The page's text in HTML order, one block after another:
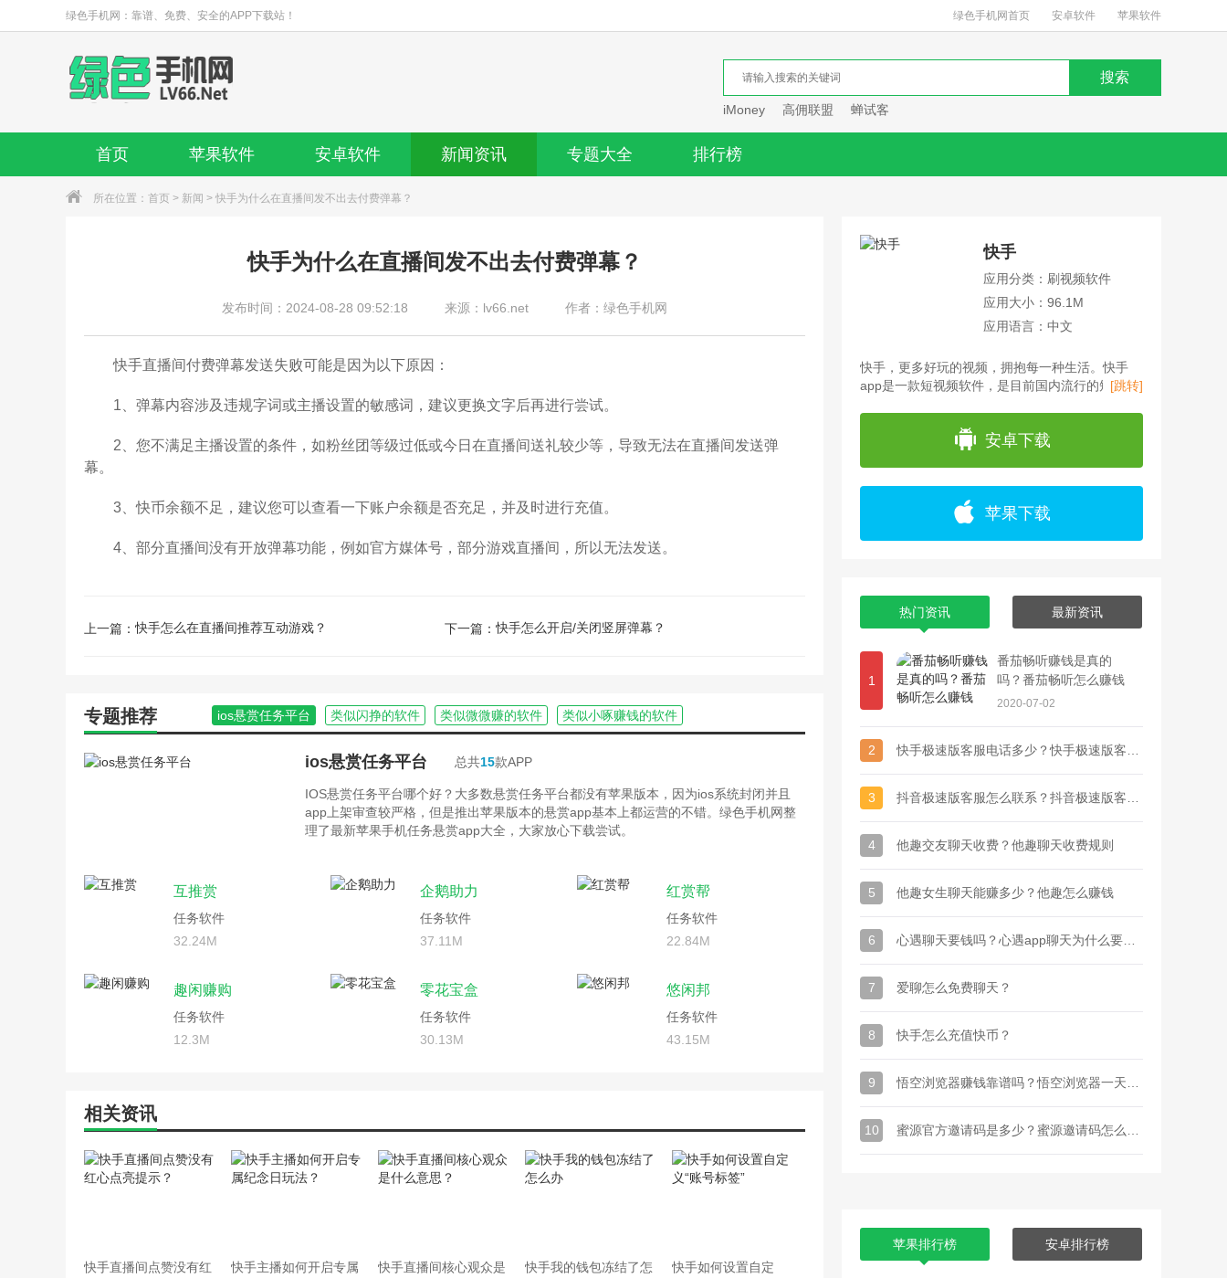
绿色手机网：靠谱、免费、安全的APP下载站！ 绿色手机网首页 安卓软件 苹果软件
iMoney 高佣联盟 蝉试客
首页 苹果软件 安卓软件 新闻资讯 专题大全 排行榜
所在位置： 首页 > 新闻 > 快手为什么在直播间发不出去付费弹幕？
快手为什么在直播间发不出去付费弹幕？
发布时间：2024-08-28 09:52:18 来源：lv66.net 作者：绿色手机网
快手直播间付费弹幕发送失败可能是因为以下原因：
1、弹幕内容涉及违规字词或主播设置的敏感词，建议更换文字后再进行尝试。
2、您不满足主播设置的条件，如粉丝团等级过低或今日在直播间送礼较少等，导致无法在直播间发送弹
幕。
3、快币余额不足，建议您可以查看一下账户余额是否充足，并及时进行充值。
4、部分直播间没有开放弹幕功能，例如官方媒体号，部分游戏直播间，所以无法发送。
上一篇： 快手怎么在直播间推荐互动游戏？ 下一篇： 快手怎么开启/关闭竖屏弹幕？
专题推荐 ios悬赏任务平台 类似闪挣的软件 类似微微赚的软件 类似小啄赚钱的软件
ios悬赏任务平台 总共15款APP
IOS悬赏任务平台哪个好？大多数悬赏任务平台都没有苹果版本，因为ios系统封闭并且
app上架审查较严格，但是推出苹果版本的悬赏app基本上都运营的不错。绿色手机网整
理了最新苹果手机任务悬赏app大全，大家放心下载尝试。
互推赏
任务软件
32.24M
企鹅助力
任务软件
37.11M
红赏帮
任务软件
22.84M
趣闲赚购
任务软件
12.3M
零花宝盒
任务软件
30.13M
悠闲邦
任务软件
43.15M
相关资讯
快手直播间点赞没有红
快手主播如何开启专属
快手直播间核心观众是
快手我的钱包冻结了怎
快手如何设置自定
快手
应用分类：刷视频软件
应用大小：96.1M
应用语言：中文
快手，更多好玩的视频，拥抱每一种生活。快手
app是一款短视频软件，是目前国内流行的短视频
[跳转]
安卓下载
苹果下载
热门资讯 最新资讯
1
番茄畅听赚钱是真的
吗？番茄畅听怎么赚钱
2020-07-02
2
3
4 他趣交友聊天收费？他趣聊天收费规则
5 他趣女生聊天能赚多少？他趣怎么赚钱
6
7 爱聊怎么免费聊天？
8 快手怎么充值快币？
9
10
苹果排行榜 安卓排行榜